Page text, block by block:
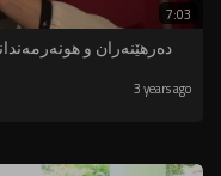
7:03
دەرهێنەران و
3 years ago